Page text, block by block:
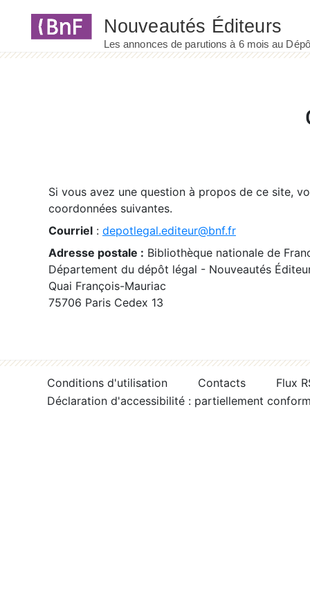
Si vous avez une question à propos de ce site,
coordonnées suivantes.
Courriel : depotlegal.editeur@bnf.fr
Adresse postale : Bibliothèque nationale de
Département du dépôt légal - Nouveautés
Quai François-Mauriac
75706 Paris Cedex 13
Conditions d'utilisation Contacts
Flux
Déclaration d'accessibilité : partiellement